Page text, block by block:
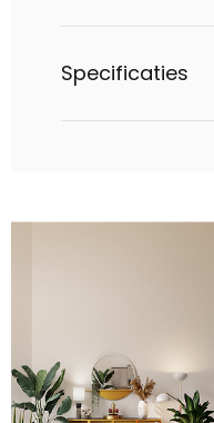
Specificaties